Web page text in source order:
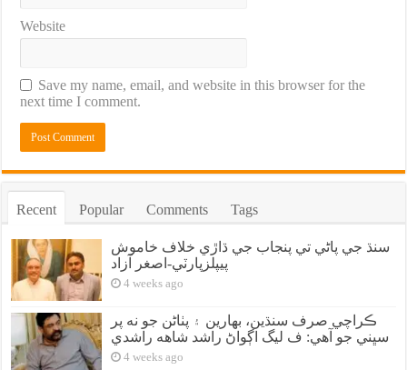
Website
Save my name, email, and website in this browser for the
next time I comment.
Recent Popular Comments Tags
سنڌ جي پاڻي تي پنجاب جي ڌاڙي خلاف خاموش
پيپلزپارٽي-اصغر آزاد
4 weeks ago
ڪراچي صرف سنڌين، بهارين ۽ پٺاڻن جو نه پر
سڀني جو آهي: ف ليگ اڳواڻ راشد شاهه راشدي
4 weeks ago